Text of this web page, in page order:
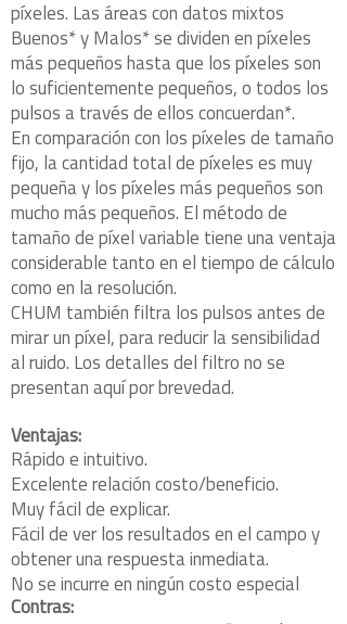
píxeles. Las áreas con datos mixtos
Buenos* y Malos* se dividen en píxeles
más pequeños hasta que los píxeles son
lo suficientemente pequeños, o todos los
pulsos a través de ellos concuerdan*.
En comparación con los píxeles de tamaño
fijo, la cantidad total de píxeles es muy
pequeña y los píxeles más pequeños son
mucho más pequeños. El método de
tamaño de píxel variable tiene una ventaja
considerable tanto en el tiempo de cálculo
como en la resolución.
CHUM también filtra los pulsos antes de
mirar un píxel, para reducir la sensibilidad
al ruido. Los detalles del filtro no se
presentan aquí por brevedad.
Ventajas:
Rápido e intuitivo.
Excelente relación costo/beneficio.
Muy fácil de explicar.
Fácil de ver los resultados en el campo y
obtener una respuesta inmediata.
No se incurre en ningún costo especial
Contras: